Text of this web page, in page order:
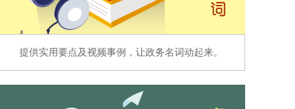
提供实用要点及视频事例，让政务名词动起来。